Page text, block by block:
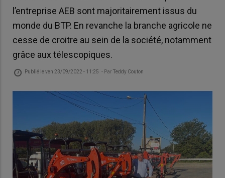
l’entreprise AEB sont majoritairement issus du
monde du BTP. En revanche la branche agricole ne
cesse de croitre au sein de la société, notamment
grâce aux télescopiques.
Publié leven 23/09/2022 - 11:25 - ParTeddy Couton